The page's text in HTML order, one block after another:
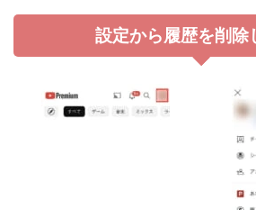
設定から履歴を削除